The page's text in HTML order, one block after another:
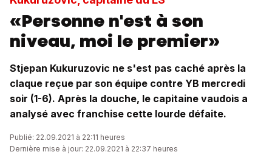
«Personne n'est à son
niveau, moi le premier»
Stjepan Kukuruzovic ne s'est pas caché après la
claque reçue par son équipe contre YB mercredi
soir (1-6). Après la douche, le capitaine vaudois a
analysé avec franchise cette lourde défaite.
Publié: 22.09.2021 à 22:11 heures
Dernière mise à jour: 22.09.2021 à 22:37 heures